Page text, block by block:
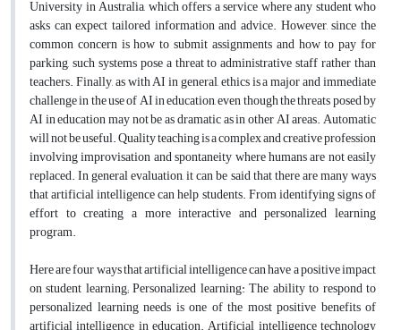
University in Australia, which offers a service where any student who
asks can expect tailored information and advice. However, since the
common concern is how to submit assignments and how to pay for
parking, such systems pose a threat to administrative staff rather than
teachers. Finally, as with AI in general, ethics is a major and immediate
challenge in the use of AI in education, even though the threats posed by
AI in education may not be as dramatic as in other AI areas. Automatic
will not be useful. Quality teaching is a complex and creative profession
involving improvisation and spontaneity where humans are not easily
replaced. In general evaluation, it can be said that there are many ways
that artificial intelligence can help students. From identifying signs of
effort to creating a more interactive and personalized learning
program.
Here are four ways that artificial intelligence can have a positive impact
on student learning; Personalized learning: The ability to respond to
personalized learning needs is one of the most positive benefits of